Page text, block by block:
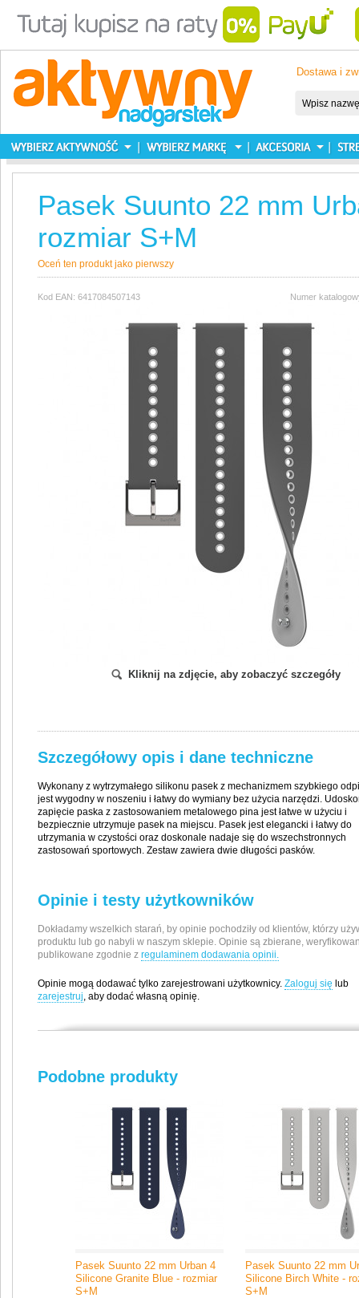
Dostawa i
Pasek Suunto 22 mm
rozmiar S+M
Oceń ten produkt jako pierwszy
Kod EAN: 6417084507143 Numer
Kliknij na zdjęcie, aby zobaczyć szczegóły
Szczegółowy opis i dane techniczne
Wykonany z wytrzymałego silikonu pasek z mechanizmem szybkiego
jest wygodny w noszeniu i łatwy do wymiany bez użycia narzędzi.
zapięcie paska z zastosowaniem metalowego pina jest łatwe w użyciu i
bezpiecznie utrzymuje pasek na miejscu. Pasek jest elegancki i łatwy do
utrzymania w czystości oraz doskonale nadaje się do wszechstronnych
zastosowań sportowych. Zestaw zawiera dwie długości pasków.
Opinie i testy użytkowników
Dokładamy wszelkich starań, by opinie pochodziły od klientów, którzy
produktu lub go nabyli w naszym sklepie. Opinie są zbierane,
publikowane zgodnie z regulaminem dodawania opinii.
Opinie mogą dodawać tylko zarejestrowani użytkownicy. Zaloguj się lub
zarejestruj, aby dodać własną opinię.
Producent / Importer
Tammiston Kauppatie 7A
Podobne produkty
Pasek Suunto 22 mm Urban 4
Silicone Granite Blue - rozmiar
S+M
Pasek Suunto 22 mm
Silicone Birch White -
S+M